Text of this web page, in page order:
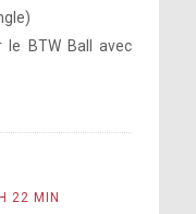
le BTW Ball avec
22 MIN